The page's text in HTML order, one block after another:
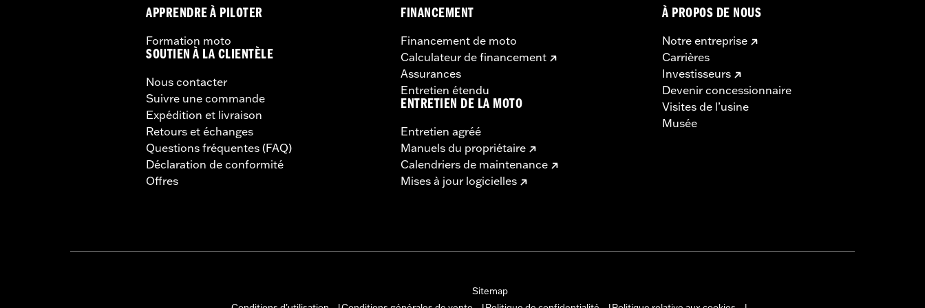
APPRENDRE À PILOTER
Formation moto
SOUTIEN À LA CLIENTÈLE
Nous contacter
Suivre une commande
Expédition et livraison
Retours et échanges
Questions fréquentes (FAQ)
Déclaration de conformité
Offres
FINANCEMENT
Financement de moto
Calculateur de financement
Assurances
Entretien étendu
ENTRETIEN DE LA MOTO
Entretien agréé
Manuels du propriétaire
Calendriers de maintenance
Mises à jour logicielles
À PROPOS DE NOUS
Notre entreprise
Carrières
Investisseurs
Devenir concessionnaire
Visites de l’usine
Musée
Sitemap